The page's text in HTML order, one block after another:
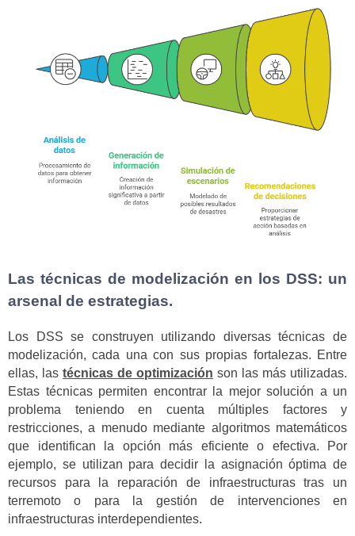
Las técnicas de modelización en los DSS: un
arsenal de estrategias.
Los DSS se construyen utilizando diversas técnicas de
modelización, cada una con sus propias fortalezas. Entre
ellas, las técnicas de optimización son las más utilizadas.
Estas técnicas permiten encontrar la mejor solución a un
problema teniendo en cuenta múltiples factores y
restricciones, a menudo mediante algoritmos matemáticos
que identifican la opción más eficiente o efectiva. Por
ejemplo, se utilizan para decidir la asignación óptima de
recursos para la reparación de infraestructuras tras un
terremoto o para la gestión de intervenciones en
infraestructuras interdependientes.